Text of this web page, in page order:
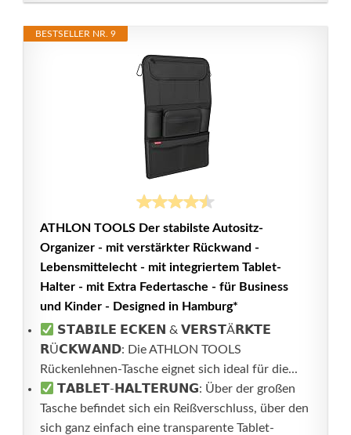
BESTSELLER NR. 9
ATHLON TOOLS Der stabilste Autositz-
Organizer - mit verstärkter Rückwand -
Lebensmittelecht - mit integriertem Tablet-
Halter - mit Extra Federtasche - für Business
und Kinder - Designed in Hamburg*
𝗦𝗧𝗔𝗕𝗜𝗟𝗘 𝗘𝗖𝗞𝗘𝗡 & 𝗩𝗘𝗥𝗦𝗧Ä𝗥𝗞𝗧𝗘
𝗥Ü𝗖𝗞𝗪𝗔𝗡𝗗: Die ATHLON TOOLS
Rückenlehnen-Tasche eignet sich ideal für die...
𝗧𝗔𝗕𝗟𝗘𝗧-𝗛𝗔𝗟𝗧𝗘𝗥𝗨𝗡𝗚: Über der großen
Tasche befindet sich ein Reißverschluss, über den
sich ganz einfach eine transparente Tablet-